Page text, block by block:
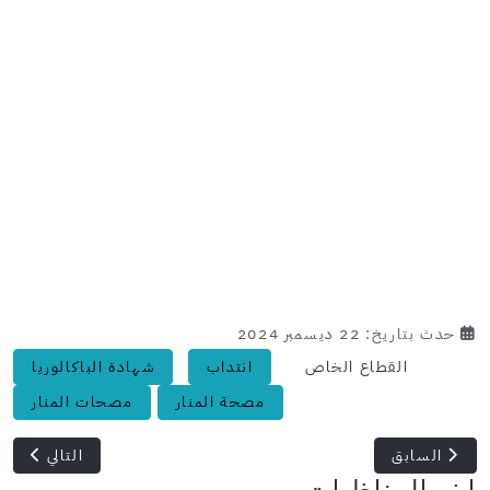
حدث بتاريخ: 22 ديسمبر 2024
القطاع الخاص انتداب
شهادة الباكالوريا
مصحة المنار
مصحات المنار
المقال السابق: شركة انيفرسال: انتداب 05 سائقين مستوى بكالوريا
السابق المقال
التالي